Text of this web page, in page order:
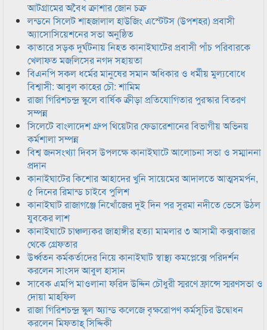
আটগ্রামের অবৈধ ক্রাশার জোন চক্র
লন্ডনে সিলেট শাহজালাল হাউজিং এস্টেটস (উপশহর) প্রবাসী
অ্যাসোসিয়েশনের সভা অনুষ্ঠিত
কাতারে সড়ক দুর্ঘটনায় নিহত কানাইঘাটের প্রবাসী পাঁচ পরিবারকে
খেলাফত মজলিসের নগদ সহায়তা
বিএনপি সকল ধর্মের মানুষের সমান অধিকার ও ধর্মীয় মুল্যবোধে
বিশ্বাসী: আবুল কাহের চৌ: শামিম
রাজা গিরিশচন্দ্র স্কুলে বার্ষিক ক্রীড়া প্রতিযোগিতার পুরস্কার বিতরণ
সম্পন্ন
সিলেটে বাংলাদেশ গ্রুপ থিয়েটার ফেডারেশানের বিভাগীয় অভিনয়
কর্মশালা সম্পন্ন
বিশ্ব জনসংখ্যা দিবস উপলক্ষে কানাইঘাটে আলোচনা সভা ও সম্মাননা
প্রদান
কানাইঘাটের কিশোর আহাদের খুনি সায়েমের আদালতে আত্মসমর্পন,
৫ দিনের রিমান্ড চাইবে পুলিশ
কানাইঘাট রাজাগঞ্জে নিখোঁজের দুই দিন পর সুরমা নদীতে ভেসে উঠল
যুবকের লাশ
কানাইঘাটে চাঞ্চল্যকর জাহাঙ্গীর হত্যা মামলার ৩ আসামী কক্সবাজার
থেকে গ্রেফতার
উর্ধ্বতন কর্মকর্তাদের নিয়ে কানাইঘাট স্বাস্থ্য কমপ্লেক্সে পরিদর্শন
করলেন সাংসদ আবুল হাসান
সাবেক এমপি মাওলানা ফরিদ উদ্দিন চৌধুরী স্মরণে ফ্রান্সে স্মরণসভা ও
দোয়া মাহফিল
রাজা গিরিশচন্দ্র স্কুল অ্যান্ড কলেজে বৃক্ষরোপণ কর্মসূচির উদ্বোধন
করলেন মিফতাহ্ সিদ্দিকী